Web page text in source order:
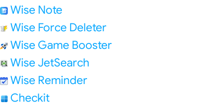
Wise Note
Wise Force Deleter
Wise Game Booster
Wise JetSearch
Wise Reminder
Checkit